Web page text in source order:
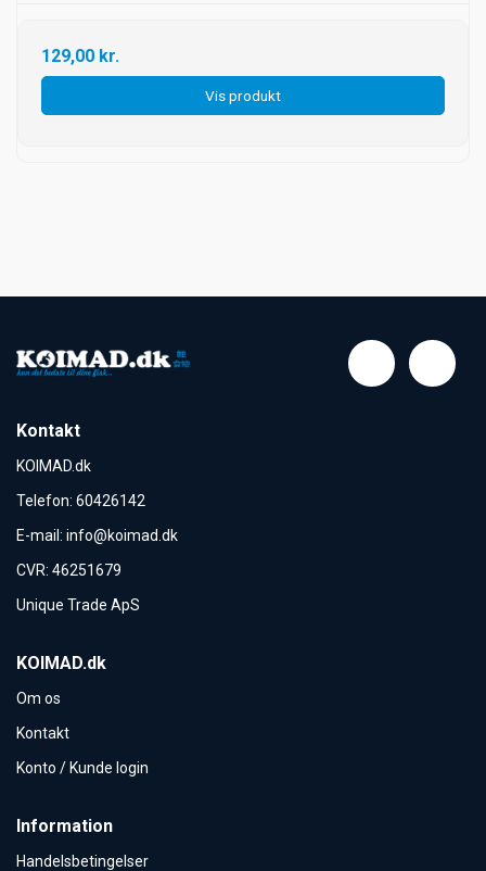
129,00 kr.
Vis produkt
Kontakt
KOIMAD.dk
Telefon: 60426142
E-mail : info@koimad.dk
CVR: 46251679
Unique Trade ApS
KOIMAD.dk
Om os
Kontakt
Konto / Kunde login
Information
Handelsbetingelser